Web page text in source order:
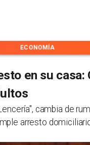
ECONOMÍA
en su
cambia de
arresto